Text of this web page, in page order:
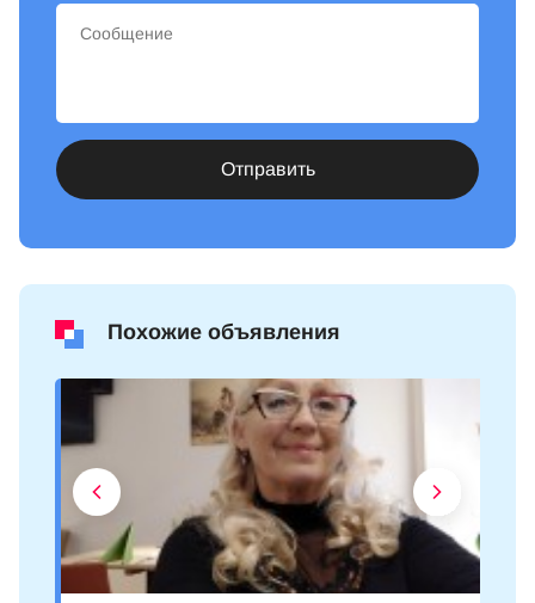
Отправить
Похожие объявления